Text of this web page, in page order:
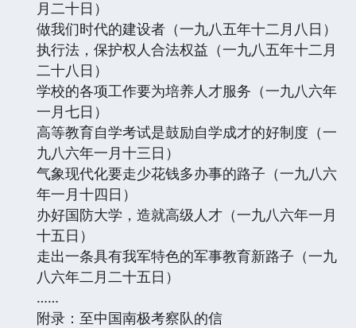
月二十日）
做我们时代的建设者（一九八五年十二月八日）
执行法，保护权人合法权益（一九八五年十二月
二十八日）
学校的各项工作要为培养人才服务（一九八六年
一月七日）
高等教育自学考试是鼓励自学成才的好制度（一
九八六年一月十三日）
气象现代化要走少花钱多办事的路子（一九八六
年一月十四日）
办好国防大学，造就高级人才（一九八六年一月
十五日）
走出一条具有我军特色的军事教育新路子（一九
八六年二月二十五日）
……
附录：至中国南极考察队的信